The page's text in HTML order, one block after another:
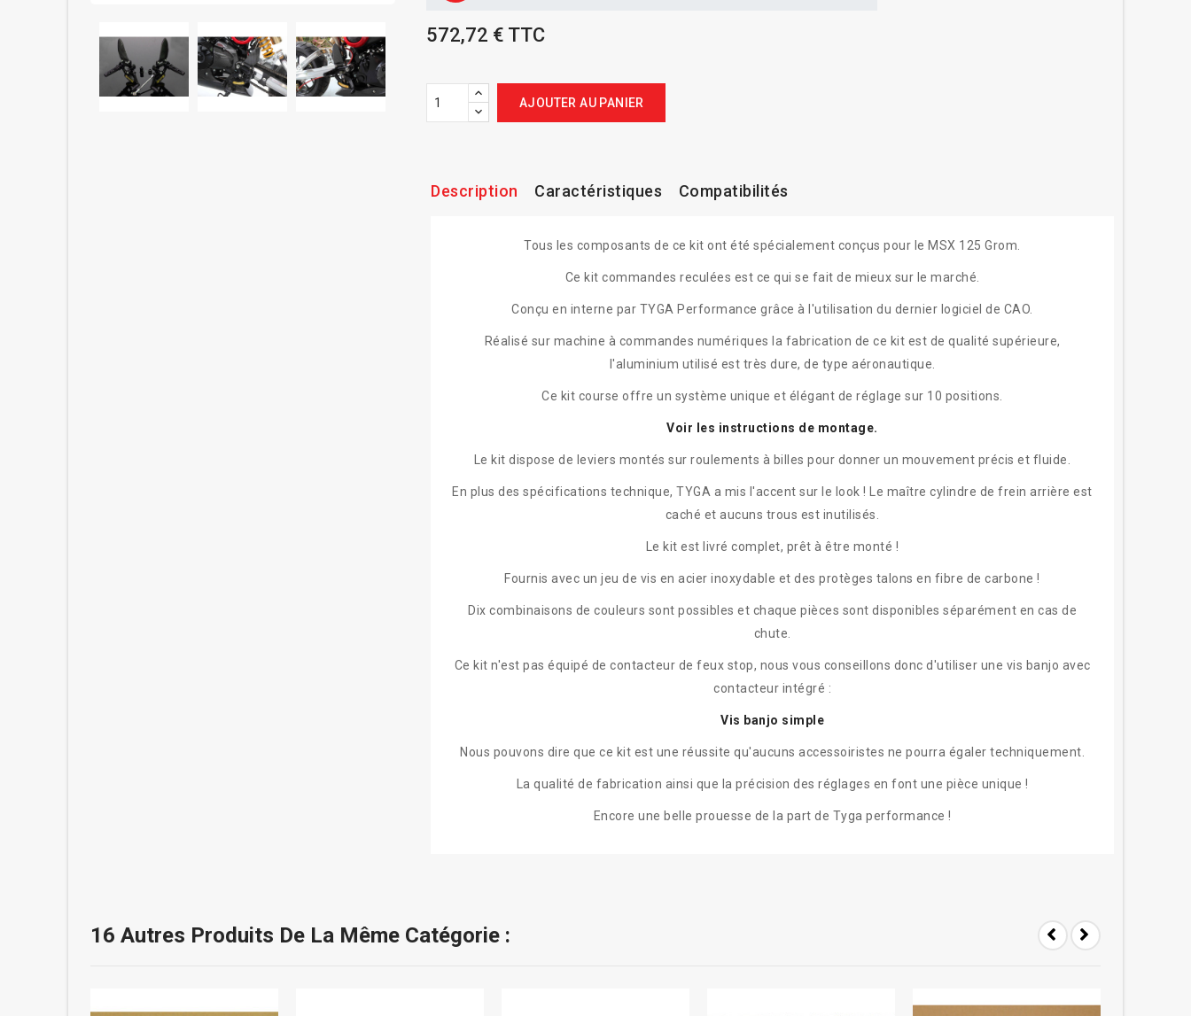
572,72 € TTC
AJOUTER AU PANIER
Description Caractéristiques Compatibilités
Tous les composants de ce kit ont été spécialement conçus pour le MSX 125 Grom.
Ce kit commandes reculées est ce qui se fait de mieux sur le marché.
Conçu en interne par TYGA Performance grâce à l'utilisation du dernier logiciel de CAO.
Réalisé sur machine à commandes numériques la fabrication de ce kit est de qualité supérieure,
l'aluminium utilisé est très dure, de type aéronautique.
Ce kit course offre un système unique et élégant de réglage sur 10 positions.
Voir les instructions de montage.
Le kit dispose de leviers montés sur roulements à billes pour donner un mouvement précis et fluide.
En plus des spécifications technique, TYGA a mis l'accent sur le look ! Le maître cylindre de frein arrière est
caché et aucuns trous est inutilisés.
Le kit est livré complet, prêt à être monté !
Fournis avec un jeu de vis en acier inoxydable et des protèges talons en fibre de carbone !
Dix combinaisons de couleurs sont possibles et chaque pièces sont disponibles séparément en cas de
chute.
Ce kit n'est pas équipé de contacteur de feux stop, nous vous conseillons donc d'utiliser une vis banjo avec
contacteur intégré :
Vis banjo simple
Nous pouvons dire que ce kit est une réussite qu'aucuns accessoiristes ne pourra égaler techniquement.
La qualité de fabrication ainsi que la précision des réglages en font une pièce unique !
Encore une belle prouesse de la part de Tyga performance !
16 Autres Produits De La Même Catégorie :